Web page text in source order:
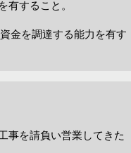
有すること。
金を調達する能力を有す
事を請負い営業してきた